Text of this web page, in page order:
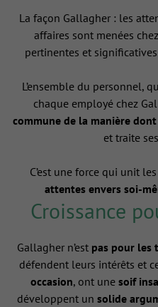
La façon Gallagher : les
affaires sont menées
pertinentes et
L’ensemble du personnel,
chaque employé chez
commune de la manière dont
et traite
C’est une force qui unit
attentes envers soi-
Croissance
Gallagher n’est pas pour les
défendent leurs intérêts et
occasion, ont une soif
développent un solide